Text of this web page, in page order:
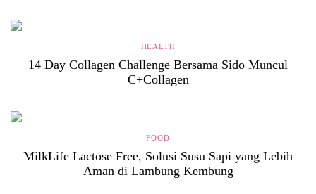
HEALTH
14 Day Collagen Challenge Bersama Sido Muncul
C+Collagen
FOOD
MilkLife Lactose Free, Solusi Susu Sapi yang Lebih
Aman di Lambung Kembung